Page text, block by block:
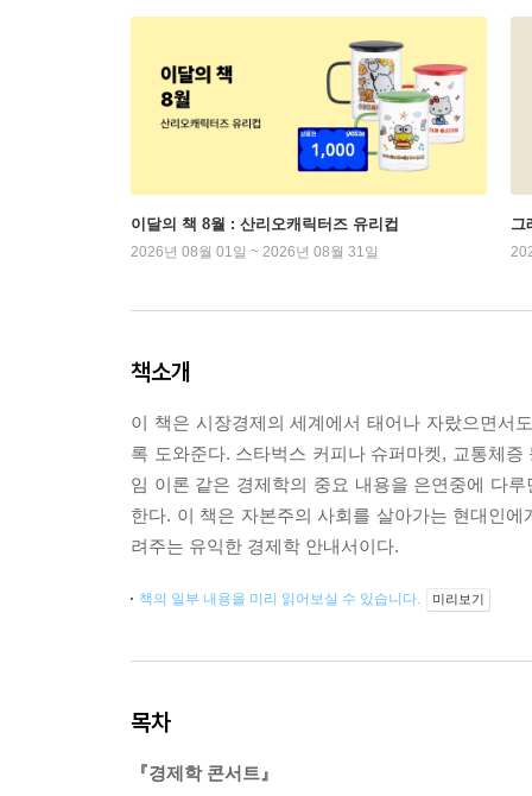
이달의 책 8월 : 산리오캐릭터즈 유리컵
2026년 08월 01일 ~ 2026년 08월 31일
그
책소개
이 책은 시장경제의 세계에서 태어나 자랐으면서
록 도와준다. 스타벅스 커피나 슈퍼마켓, 교통체
임 이론 같은 경제학의 중요 내용을 은연중에 다
한다. 이 책은 자본주의 사회를 살아가는 현대인
려주는 유익한 경제학 안내서이다.
책의 일부 내용을 미리 읽어보실 수 있습니다. 미리보기
목차
『경제학 콘서트』